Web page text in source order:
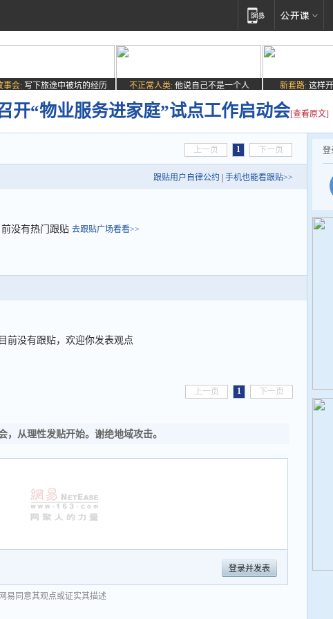
事会: 写下旅途中被坑的经历 不正常人类: 他说自己不是一个人 新套路: 这样
开“物业服务进家庭”试点工作启动会[查看原文]
上一页 1 下一页
跟贴用户自律公约 手机也能看跟贴>>
前没有热门跟贴 去跟贴广场看看>>
目前没有跟贴，欢迎你发表观点
上一页 1 下一页
，从理性发贴开始。谢绝地域攻击。
登录并发表
易同意其观点或证实其描述
登